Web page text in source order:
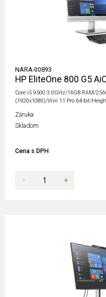
NARA-00893
HP EliteOne 800 G5
Core i5 9500 3.0GHz/16GB RAM/
(1920x1080)/Win 11 Pro 64-bit/
Záruka
Skladom
Cena s DPH
- +